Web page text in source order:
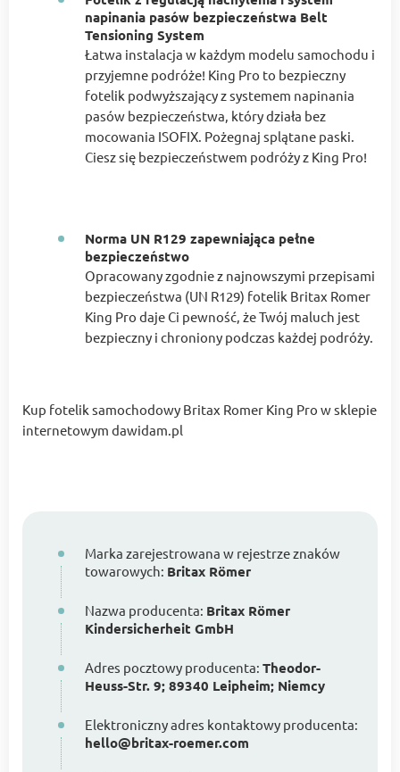
napinania pasów bezpieczeństwa Belt
Tensioning System
Łatwa instalacja w każdym modelu samochodu i
przyjemne podróże! King Pro to bezpieczny
fotelik podwyższający z systemem napinania
pasów bezpieczeństwa, który działa bez
mocowania ISOFIX. Pożegnaj splątane paski.
Ciesz się bezpieczeństwem podróży z King Pro!
Norma UN R129 zapewniająca pełne
bezpieczeństwo
Opracowany zgodnie z najnowszymi przepisami
bezpieczeństwa (UN R129) fotelik Britax Romer
King Pro daje Ci pewność, że Twój maluch jest
bezpieczny i chroniony podczas każdej podróży.
Kup fotelik samochodowy Britax Romer King Pro w sklepie
internetowym dawidam.pl
Marka zarejestrowana w rejestrze znaków
towarowych: Britax Römer
Nazwa producenta: Britax Römer
Kindersicherheit GmbH
Adres pocztowy producenta: Theodor-
Heuss-Str. 9; 89340 Leipheim; Niemcy
Elektroniczny adres kontaktowy producenta:
hello@britax-roemer.com